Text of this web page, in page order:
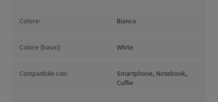
Colore: Bianco
Colore (basic): White
Compatibile con:
Smartphone, Notebook,
Cuffie